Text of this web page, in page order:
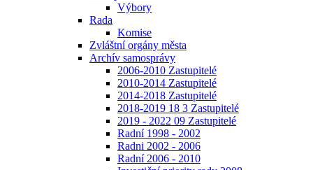
Výbory
Rada
Komise
Zvláštní orgány města
Archív samosprávy
2006-2010 Zastupitelé
2010-2014 Zastupitelé
2014-2018 Zastupitelé
2018-2019 18 3 Zastupitelé
2019 - 2022 09 Zastupitelé
Radní 1998 - 2002
Radni 2002 - 2006
Radní 2006 - 2010